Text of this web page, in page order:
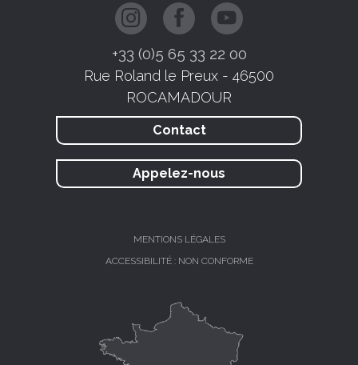
+33 (0)5 65 33 22 00
Rue Roland le Preux - 46500
ROCAMADOUR
Contact
Appelez-nous
MENTIONS LÉGALES
ACCESSIBILITÉ : NON CONFORME